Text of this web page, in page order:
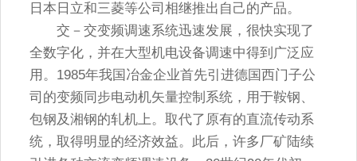
日本日立和三菱等公司相继推出自己的产品。
交－交变频调速系统迅速发展，很快实现了
全数字化，并在大型机电设备调速中得到广泛应
用。1985年我国冶金企业首先引进德国西门子公
司的变频同步电动机矢量控制系统，用于鞍钢、
包钢及湘钢的轧机上。取代了原有的直流传动系
统，取得明显的经济效益。此后，许多厂矿陆续